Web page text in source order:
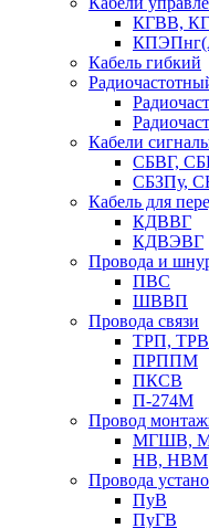
КГВВ,
Кабель гибкий
Кабели
СБВГ,
СБЗПу,
Кабель для
КДВВГ
КДВЭВГ
Провода и
ПВС
ШВВП
Провода связи
ТРП, ТРВ
ПРППМ
ПКСВ
П-274М
Провод
МГШВ,
НВ, НВМ
Провода
ПуВ
ПуГВ